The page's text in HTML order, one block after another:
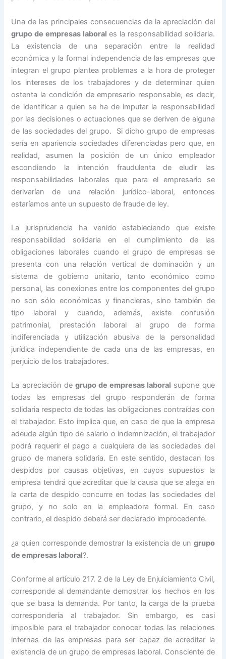
Una de las principales consecuencias de la apreciación del
grupo de empresas laboral es la responsabilidad solidaria.
La existencia de una separación entre la realidad
económica y la formal independencia de las empresas que
integran el grupo plantea problemas a la hora de proteger
los intereses de los trabajadores y de determinar quien
ostenta la condición de empresario responsable, es decir,
de identificar a quien se ha de imputar la responsabilidad
por las decisiones o actuaciones que se deriven de alguna
de las sociedades del grupo. Si dicho grupo de empresas
sería en apariencia sociedades diferenciadas pero que, en
realidad, asumen la posición de un único empleador
escondiendo la intención fraudulenta de eludir las
responsabilidades laborales que para el empresario se
derivarían de una relación jurídico-laboral, entonces
estaríamos ante un supuesto de fraude de ley.
La jurisprudencia ha venido estableciendo que existe
responsabilidad solidaria en el cumplimiento de las
obligaciones laborales cuando el grupo de empresas se
presenta con una relación vertical de dominación y un
sistema de gobierno unitario, tanto económico como
personal, las conexiones entre los componentes del grupo
no son sólo económicas y financieras, sino también de
tipo laboral y cuando, además, existe confusión
patrimonial, prestación laboral al grupo de forma
indiferenciada y utilización abusiva de la personalidad
jurídica independiente de cada una de las empresas, en
perjuicio de los trabajadores.
La apreciación de grupo de empresas laboral supone que
todas las empresas del grupo responderán de forma
solidaria respecto de todas las obligaciones contraídas con
el trabajador. Esto implica que, en caso de que la empresa
adeude algún tipo de salario o indemnización, el trabajador
podrá requerir el pago a cualquiera de las sociedades del
grupo de manera solidaria. En este sentido, destacan los
despidos por causas objetivas, en cuyos supuestos la
empresa tendrá que acreditar que la causa que se alega en
la carta de despido concurre en todas las sociedades del
grupo, y no solo en la empleadora formal. En caso
contrario, el despido deberá ser declarado improcedente.
¿a quien corresponde demostrar la existencia de un grupo
de empresas laboral?.
Conforme al artículo 217. 2 de la Ley de Enjuiciamiento Civil,
corresponde al demandante demostrar los hechos en los
que se basa la demanda. Por tanto, la carga de la prueba
correspondería al trabajador. Sin embargo, es casi
imposible para el trabajador conocer todas las relaciones
internas de las empresas para ser capaz de acreditar la
existencia de un grupo de empresas laboral. Consciente de